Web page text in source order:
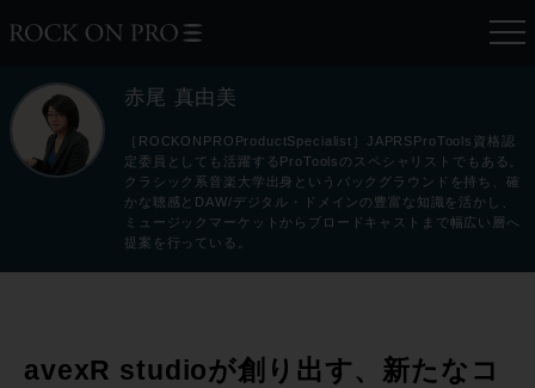
赤尾 真由美
［ROCKONPROProductSpecialist］JAPRSProTools資格認
定委員としても活躍するProToolsのスペシャリストでもある。
クラシック系音楽大学出身というバックグラウンドを持ち、確
かな聴感とDAW/デジタル・ドメインの豊富な知識を活かし、
ミュージックマーケットからブロードキャストまで幅広い層へ
提案を行っている。
avexR studioが創り出す、新たなコ